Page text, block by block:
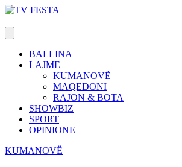
Skip
content
BALLINA
LAJME
KUMANOVË
MAQEDONI
RAJON & BOTA
SHOWBIZ
SPORT
OPINIONE
KUMANOVË